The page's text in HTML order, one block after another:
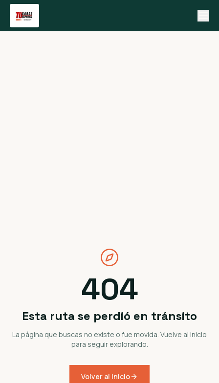
404
Esta ruta se perdió en tránsito
La página que buscas no existe o fue movida. Vuelve al inicio
para seguir explorando.
Volver al inicio